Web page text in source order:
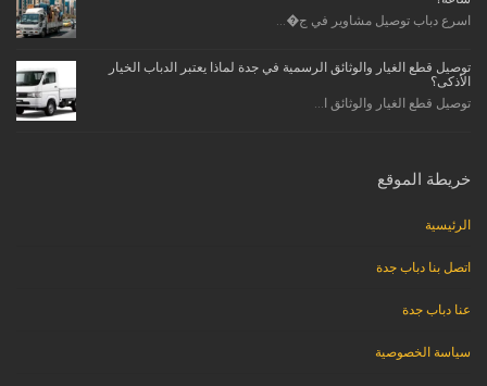
اسرع دباب توصيل مشاوير في ج�...
توصيل قطع الغيار والوثائق الرسمية في جدة لماذا يعتبر الدباب الخيار
الأذكى؟
توصيل قطع الغيار والوثائق ا...
خريطة الموقع
الرئيسية
اتصل بنا دباب جدة
عنا دباب جدة
سياسة الخصوصية